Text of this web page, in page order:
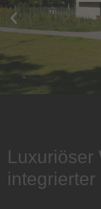
Luxuriöser
integrierter